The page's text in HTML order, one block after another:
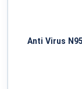
Anti Virus